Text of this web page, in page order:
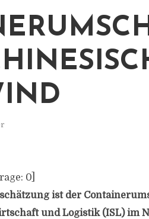
0
ist der
und Logistik (ISL) im